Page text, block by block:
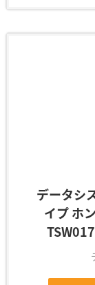
データシ
イプ ホ